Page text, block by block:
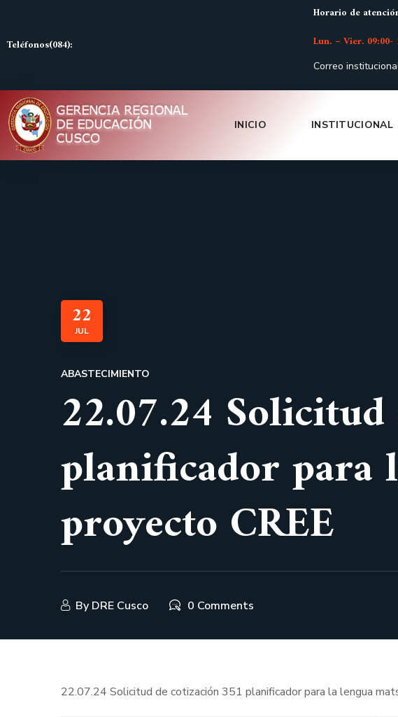
Teléfonos(084):
Horario de
Lun. – Vier. 09:00-
Correo
INICIO INSTITUCIONAL
22
JUL
ABASTECIMIENTO
22.07.24
planificador para
proyecto CREE
By DRE Cusco 0 Comments
22.07.24 Solicitud de cotización 351 planificador para la lengua